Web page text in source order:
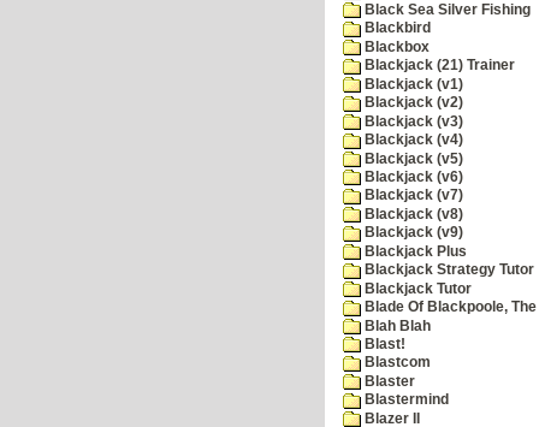
Black Sea Silver Fishing
Blackbird
Blackbox
Blackjack (21) Trainer
Blackjack (v1)
Blackjack (v2)
Blackjack (v3)
Blackjack (v4)
Blackjack (v5)
Blackjack (v6)
Blackjack (v7)
Blackjack (v8)
Blackjack (v9)
Blackjack Plus
Blackjack Strategy Tutor
Blackjack Tutor
Blade Of Blackpoole, The
Blah Blah
Blast!
Blastcom
Blaster
Blastermind
Blazer II